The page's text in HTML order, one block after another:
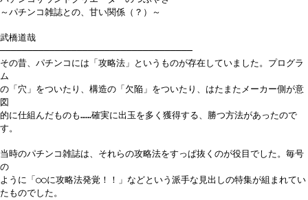
～パチンコ雑誌との、甘い関係（？）～
武橋道哉
───────────────────────────────────
その昔、パチンコには「攻略法」というものが存在していました。プログラ
ム
の「穴」をついたり、構造の「欠陥」をついたり、はたまたメーカー側が意
図
的に仕組んだものも……確実に出玉を多く獲得する、勝つ方法があったので
す。
当時のパチンコ雑誌は、それらの攻略法をすっぱ抜くのが役目でした。毎号
の
ように「○○に攻略法発覚！！」などという派手な見出しの特集が組まれてい
たものでした。